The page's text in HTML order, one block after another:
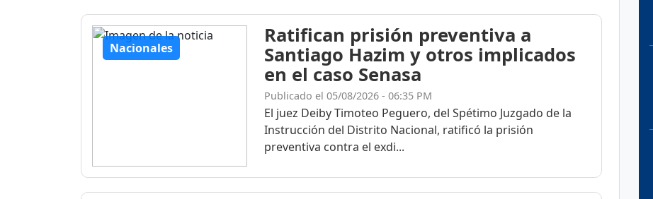
Nacionales
Ratifican prisión preventiva a
Santiago Hazim y otros implicados
en el caso Senasa
Publicado el 05/08/2026 - 06:35 PM
El juez Deiby Timoteo Peguero, del Spétimo Juzgado de la
Instrucción del Distrito Nacional, ratificó la prisión
preventiva contra el exdi...